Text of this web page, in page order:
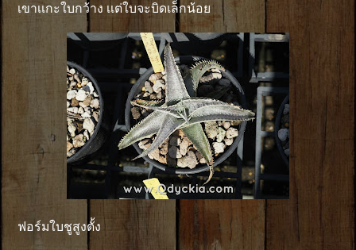
เขาเเกะใบกว้าง เเต่ใบจะบิดเล็กน้อย
ฟอร์มใบชูสูงตั้ง